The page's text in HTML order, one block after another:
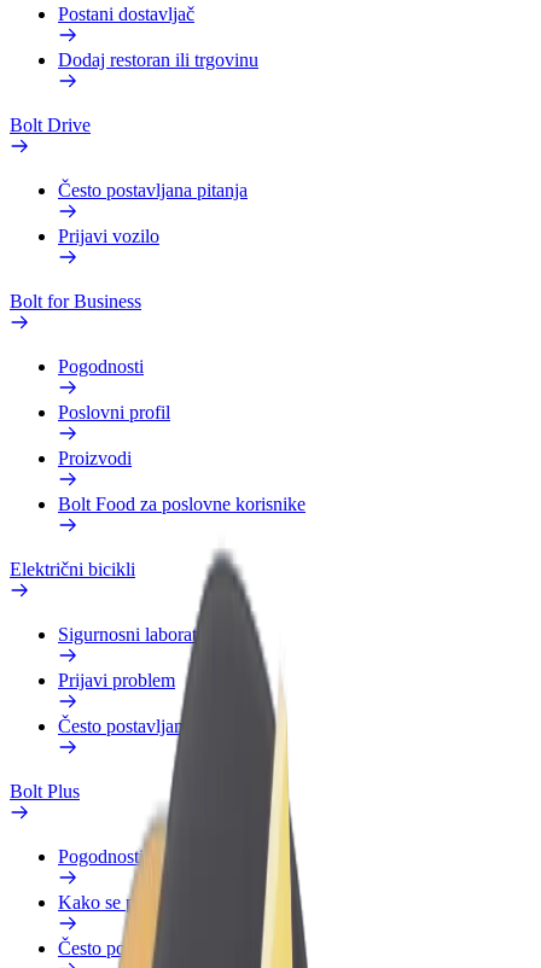
Postani dostavljač
Dodaj restoran ili trgovinu
Bolt Drive
Često postavljana pitanja
Prijavi vozilo
Bolt for Business
Pogodnosti
Poslovni profil
Proizvodi
Bolt Food za poslovne korisnike
Električni bicikli
Sigurnosni laboratorij
Prijavi problem
Često postavljana pitanja
Bolt Plus
Pogodnosti
Kako se pridružiti
Često postavljana pitanja